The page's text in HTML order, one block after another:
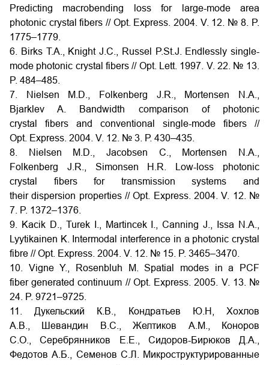
Predicting macrobending loss for large-mode area
photonic crystal fibers // Opt. Express. 2004. V. 12. № 8. P.
1775–1779.
6. Birks T.A., Knight J.C., Russel P.St.J. Endlessly single-
mode photonic crystal fibers // Opt. Lett. 1997. V. 22. № 13.
P. 484–485.
7. Nielsen M.D., Folkenberg J.R., Mortensen N.A.,
Bjarklev A. Bandwidth comparison of photonic
crystal fibers and conventional single-mode fibers //
Opt. Express. 2004. V. 12. № 3. Р. 430–435.
8. Nielsen M.D., Jacobsen C., Mortensen N.A.,
Folkenberg J.R., Simonsen H.R. Low-loss photonic
crystal fibers for transmission systems and
their dispersion properties // Opt. Express. 2004. V. 12. №
7. P. 1372–1376.
9. Kacik D., Turek I., Martincek I., Canning J., Issa N.A.,
Lyytikainen K. Intermodal interference in a photonic crystal
fibre // Opt. Express. 2004. V. 12. № 15. P. 3465–3470.
10. Vigne Y., Rosenbluh M. Spatial modes in a PCF
fiber generated continuum // Opt. Express. 2005. V. 13. №
24. P. 9721–9725.
11. Дукельский К.В., Кондратьев Ю.Н, Хохлов
А.В., Шевандин В.С., Желтиков А.М., Коноров
С.О., Серебрянников Е.Е., Сидоров-Бирюков Д.А.,
Федотов А.Б., Семенов С.Л. Микроструктурированные